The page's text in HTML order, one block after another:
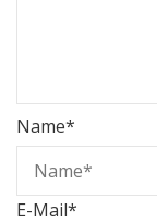
Name*
E-Mail*